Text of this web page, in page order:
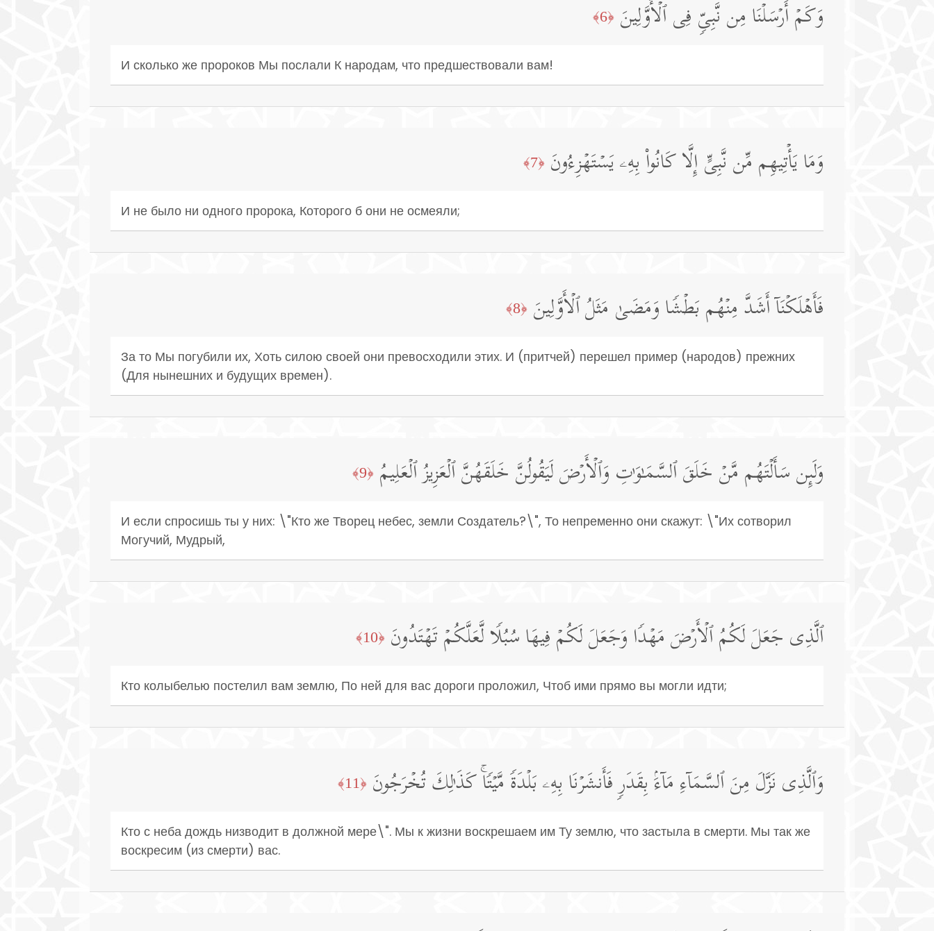
وَكَمۡ أَرۡسَلۡنَا مِن نَّبِیࣲّ فِی ٱلۡأَوَّلِینَ ﴿6﴾
И сколько же пророков Мы послали К народам, что предшествовали вам!
وَمَا یَأۡتِیهِم مِّن نَّبِیٍّ إِلَّا كَانُوا۟ بِهِۦ یَسۡتَهۡزِءُونَ ﴿7﴾
И не было ни одного пророка, Которого б они не осмеяли;
فَأَهۡلَكۡنَاۤ أَشَدَّ مِنۡهُم بَطۡشࣰا وَمَضَىٰ مَثَلُ ٱلۡأَوَّلِینَ ﴿8﴾
За то Мы погубили их, Хоть силою своей они превосходили этих. И (притчей) перешел пример (народов) прежних
(Для нынешних и будущих времен).
وَلَىِٕن سَأَلۡتَهُم مَّنۡ خَلَقَ ٱلسَّمَـٰوَ ٰ⁠تِ وَٱلۡأَرۡضَ لَیَقُولُنَّ خَلَقَهُنَّ ٱلۡعَزِیزُ ٱلۡعَلِیمُ ﴿9﴾
И если спросишь ты у них: \"Кто же Творец небес, земли Создатель?\", То непременно они скажут: \"Их сотворил
Могучий, Мудрый,
ٱلَّذِی جَعَلَ لَكُمُ ٱلۡأَرۡضَ مَهۡدࣰا وَجَعَلَ لَكُمۡ فِیهَا سُبُلࣰا لَّعَلَّكُمۡ تَهۡتَدُونَ ﴿10﴾
Кто колыбелью постелил вам землю, По ней для вас дороги проложил, Чтоб ими прямо вы могли идти;
وَٱلَّذِی نَزَّلَ مِنَ ٱلسَّمَاۤءِ مَاۤءَۢ بِقَدَرࣲ فَأَنشَرۡنَا بِهِۦ بَلۡدَةࣰ مَّیۡتࣰاۚ كَذَ ٰ⁠لِكَ تُخۡرَجُونَ ﴿11﴾
Кто с неба дождь низводит в должной мере\". Мы к жизни воскрешаем им Ту землю, что застыла в смерти. Мы так же
воскресим (из смерти) вас.